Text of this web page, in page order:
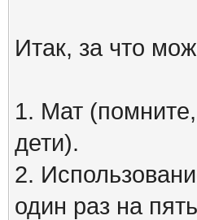
Итак, за что
1. Мат
дети).
2.
один раз на